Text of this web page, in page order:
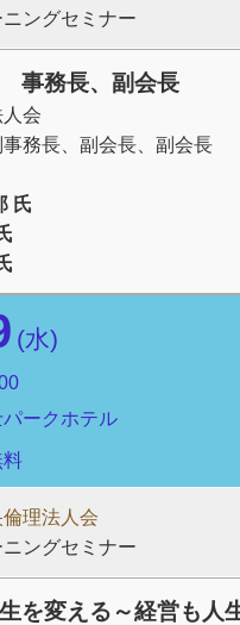
ングセミナー
事務長、副会長
会
務長、副会長、副会長
氏
水
ークホテル
理法人会
ングセミナー
を変える～経営も人